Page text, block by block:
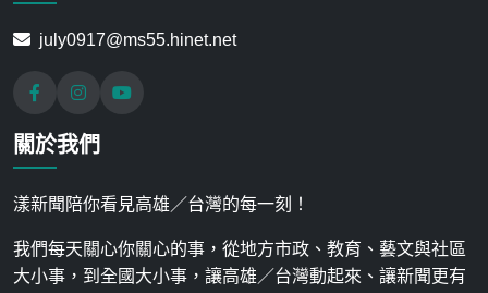
july0917@ms55.hinet.net
關於我們
漾新聞陪你看見高雄／台灣的每一刻！
我們每天關心你關心的事，從地方市政、教育、藝文與社區
大小事，到全國大小事，讓高雄／台灣動起來、讓新聞更有